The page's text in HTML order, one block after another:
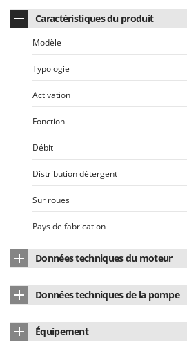
Trev - Abrek - TecnoVIR
Trotec
Troy-Bilt
Udor
Unger
Verdemax
Vesco
Waldner
Weber
Wiper EcoRobot
Wortex
Caractéristiques du produit
Modèle
Typologie
Activation
Fonction
Débit
Distribution détergent
Sur roues
Pays de fabrication
Données techniques du moteur
Moteur
Puissance nominale (W)
Données techniques de la pompe
Modèle
Équipement